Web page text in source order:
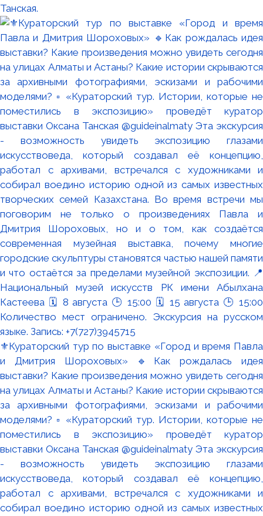
Танская.
⚜️Кураторский тур по выставке «Город и время Павла
и Дмитрия Шороховых» 🔹Как рождалась идея
выставки? Какие произведения можно увидеть сегодня
на улицах Алматы и Астаны? Какие истории скрываются
за архивными фотографиями, эскизами и рабочими
моделями? ▫️ «Кураторский тур. Истории, которые не
поместились в экспозицию» проведёт куратор
выставки Оксана Танская @guideinalmaty Эта экскурсия
- возможность увидеть экспозицию глазами
искусствоведа, который создавал её концепцию,
работал с архивами, встречался с художниками и
собирал воедино историю одной из самых известных